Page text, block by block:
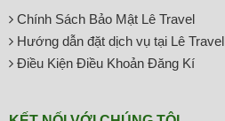
Chính Sách Bảo Mật Lê Travel
Hướng dẫn đặt dịch vụ tại Lê Travel
Điều Kiện Điều Khoản Đăng Kí